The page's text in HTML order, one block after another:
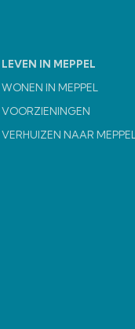
LEVEN IN MEPPEL
WONEN IN MEPPEL
VOORZIENINGEN
VERHUIZEN NAAR MEPPEL